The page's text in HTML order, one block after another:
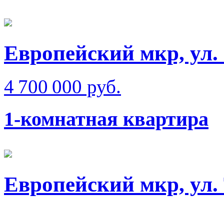
Европейский мкр, ул.
4 700 000 руб.
1-комнатная квартира
Европейский мкр, ул.